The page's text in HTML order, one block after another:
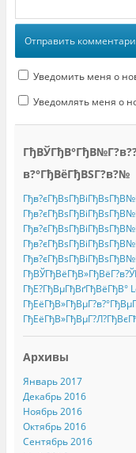
Уведомить меня о
Уведомлять меня о
в?°ГђВёГђВЅГ?в?№
ГђЕ?ГђВµГђВґГђВёГђВ°
Архивы
Январь 2017
Декабрь 2016
Ноябрь 2016
Октябрь 2016
Сентябрь 2016